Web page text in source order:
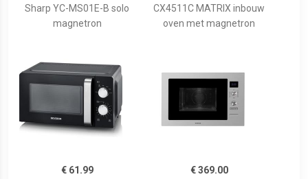
Sharp YC-MS01E-B solo
magnetron
CX4511C MATRIX inbouw
oven met magnetron
€ 61.99
€ 369.00